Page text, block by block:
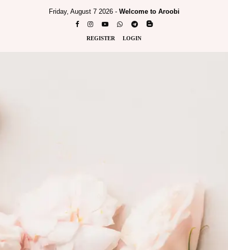
Friday, August 7 2026 - Welcome to Aroobi
REGISTER LOGIN